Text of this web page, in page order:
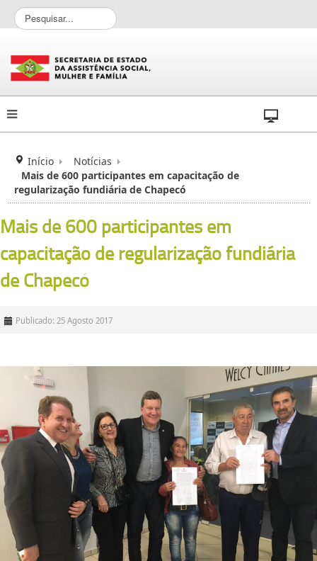
P
e
q
u
i
s
a
Início
Notícias
Mais de 600 participantes em capacitação de
regularização fundiária de Chapecó
Mais de 600 participantes em
capacitação de regularização fundiária
de Chapecó
Publicado: 25 Agosto 2017